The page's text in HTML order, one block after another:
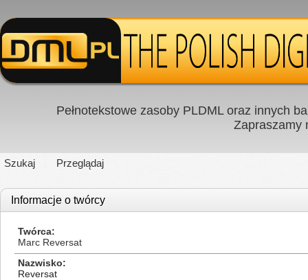
Pełnotekstowe zasoby PLDML oraz innych
Zapraszamy
Szukaj Przeglądaj
Informacje o twórcy
Twórca
Marc Reversat
Nazwisko
Reversat